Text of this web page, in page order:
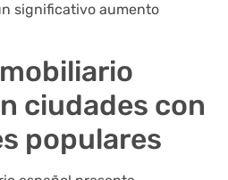
significativo aumento
ciudades con
populares